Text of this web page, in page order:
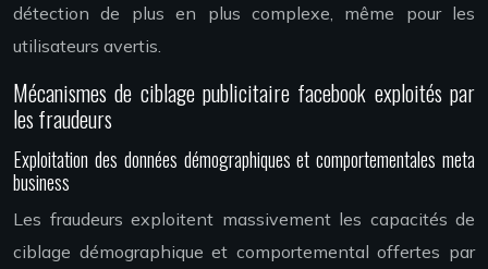
détection de plus en plus complexe, même pour les
utilisateurs avertis.
Mécanismes de ciblage publicitaire facebook exploités par
les fraudeurs
Exploitation des données démographiques et comportementales meta
business
Les fraudeurs exploitent massivement les capacités de
ciblage démographique et comportemental offertes par